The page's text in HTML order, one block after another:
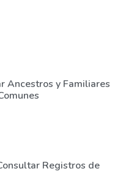
Ancestros y Familiares
Registros de